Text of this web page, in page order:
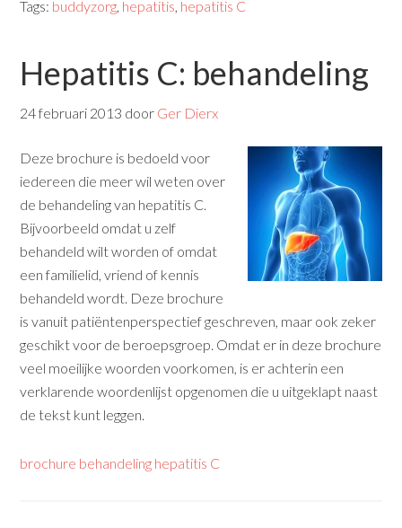
Tags: buddyzorg, hepatitis, hepatitis C
Hepatitis C: behandeling
24 februari 2013 door Ger Dierx
Deze brochure is bedoeld voor
iedereen die meer wil weten over
de behandeling van hepatitis C.
Bijvoorbeeld omdat u zelf
behandeld wilt worden of omdat
een familielid, vriend of kennis
behandeld wordt. Deze brochure
is vanuit patiëntenperspectief geschreven, maar ook zeker
geschikt voor de beroepsgroep. Omdat er in deze brochure
veel moeilijke woorden voorkomen, is er achterin een
verklarende woordenlijst opgenomen die u uitgeklapt naast
de tekst kunt leggen.
brochure behandeling hepatitis C